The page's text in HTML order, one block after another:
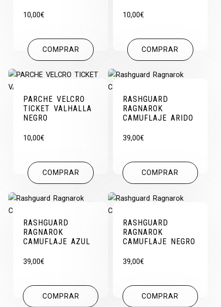
10,00€
COMPRAR
10,00€
COMPRAR
PARCHE VELCRO
TICKET VALHALLA
NEGRO
10,00€
COMPRAR
RASHGUARD
RAGNAROK
CAMUFLAJE ARIDO
39,00€
COMPRAR
RASHGUARD
RAGNAROK
CAMUFLAJE AZUL
39,00€
COMPRAR
RASHGUARD
RAGNAROK
CAMUFLAJE NEGRO
39,00€
COMPRAR